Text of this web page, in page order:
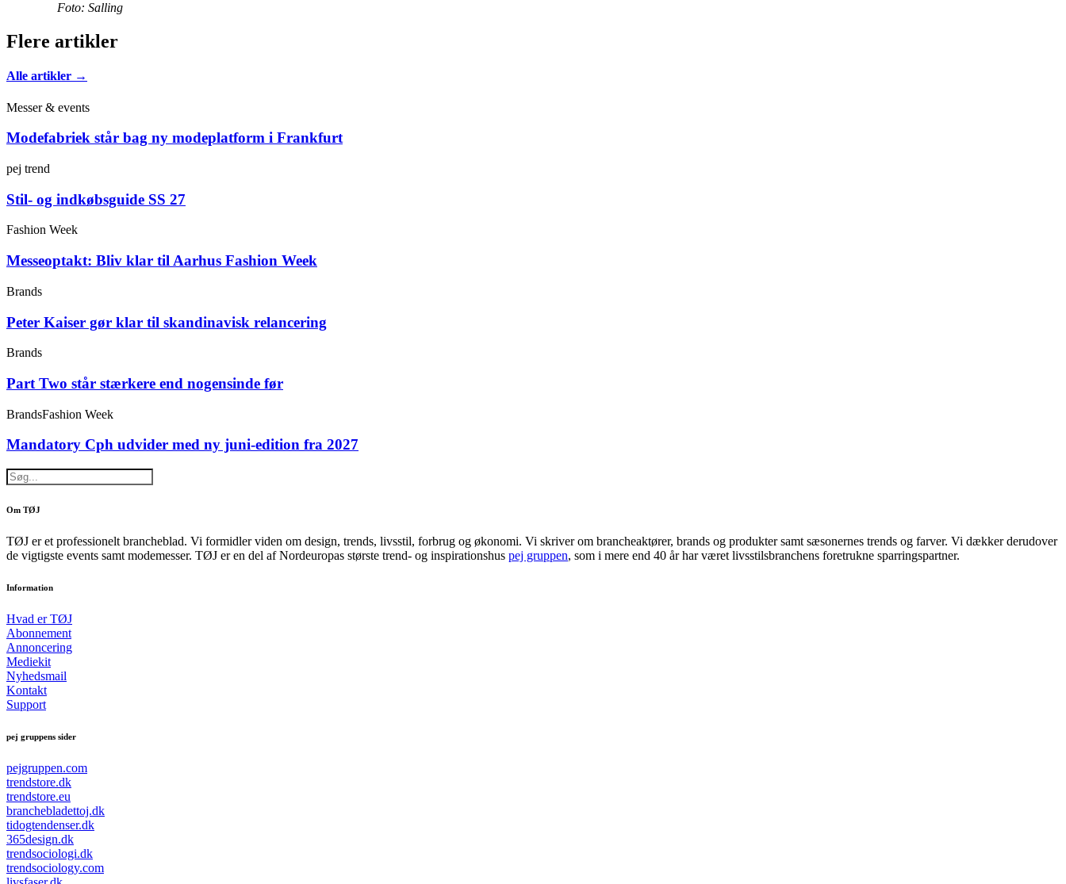
Foto: Salling
Flere artikler
Alle artikler →
Messer & events
Modefabriek står bag ny modeplatform i Frankfurt
pej trend
Stil- og indkøbsguide SS 27
Fashion Week
Messeoptakt: Bliv klar til Aarhus Fashion Week
Brands
Peter Kaiser gør klar til skandinavisk relancering
Brands
Part Two står stærkere end nogensinde før
BrandsFashion Week
Mandatory Cph udvider med ny juni-edition fra 2027
Om TØJ
TØJ er et professionelt brancheblad. Vi formidler viden om design, trends, livsstil, forbrug og økonomi. Vi skriver om brancheaktører, brands og produkter samt sæsonernes trends og farver. Vi dækker derudover
de vigtigste events samt modemesser. TØJ er en del af Nordeuropas største trend- og inspirationshus pej gruppen, som i mere end 40 år har været livsstilsbranchens foretrukne sparringspartner.
Information
Hvad er TØJ
Abonnement
Annoncering
Mediekit
Nyhedsmail
Kontakt
Support
pej gruppens sider
pejgruppen.com
trendstore.dk
trendstore.eu
branchebladettoj.dk
tidogtendenser.dk
365design.dk
trendsociologi.dk
trendsociology.com